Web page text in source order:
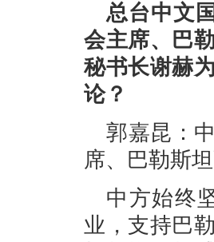
总台中文
会主席、巴
秘书长谢赫
论？
郭嘉昆：
席、巴勒斯坦
中方始终
业，支持巴